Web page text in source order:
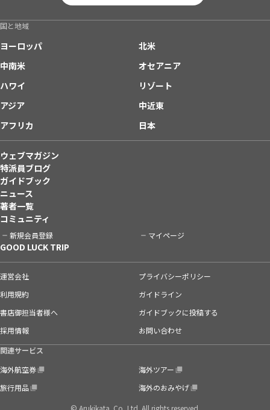
国と地域
ヨーロッパ
北米
中南米
オセアニア
ハワイ
リゾート
アジア
中近東
アフリカ
日本
ウェブマガジン
特派員ブログ
ガイドブック
ニュース
著者一覧
コミュニティ
新規会員登録 マイページ
GOOD LUCK TRIP
運営会社
プライバシーポリシー
利用規約
ガイドライン
書店御担当者様へ
ガイドブックに投稿する
採用情報
お問い合わせ
関連サービス
海外航空券
海外ツアー
旅行用品
海外のおみやげ
© Arukikata. Co.,Ltd. All rights reserved.